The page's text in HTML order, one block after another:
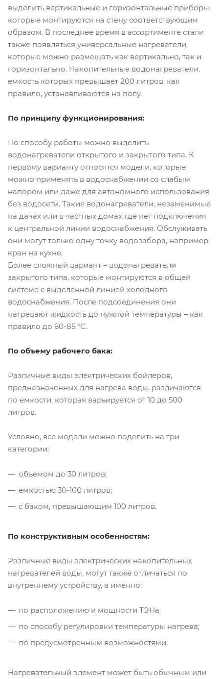
выделить вертикальные и горизонтальные приборы,
которые монтируются на стену соответствующим
образом. В последнее время в ассортименте стали
также появляться универсальные нагреватели,
которые можно размещать как вертикально, так и
горизонтально. Накопительные водонагреватели,
емкость которых превышает 200 литров, как
правило, устанавливаются на полу.
По принципу функционирования:
По способу работы можно выделить
водонагреватели открытого и закрытого типа. К
первому варианту относятся модели, которые
можно применять в водоснабжении со слабым
напором или даже для автономного использования
без водосети. Такие водонагреватели, незаменимые
на дачах или в частных домах где нет подключения
к центральной линии водоснабжения. Обслуживать
они могут только одну точку водозабора, например,
кран на кухне.
Более сложный вариант – водонагреватели
закрытого типа, которые монтируются в общей
системе с выделенной линией холодного
водоснабжения. После подсоединения они
нагревают жидкость до нужной температуры – как
правило до 60-85 °С.
По объему рабочего бака:
Различные виды электрических бойлеров,
предназначенных для нагрева воды, различаются
по емкости, которая варьируется от 10 до 500
литров.
Условно, все модели можно поделить на три
категории:
объемом до 30 литров;
емкостью 30-100 литров;
с баком, превышающим 100 литров.
По конструктивным особенностям:
Различные виды электрических накопительных
нагревателей воды, могут также отличаться по
внутреннему устройству, а именно:
по расположению и мощности ТЭНа;
по способу регулировки температуры нагрева;
по предусмотренным возможностями.
Нагревательный элемент может быть обычным или